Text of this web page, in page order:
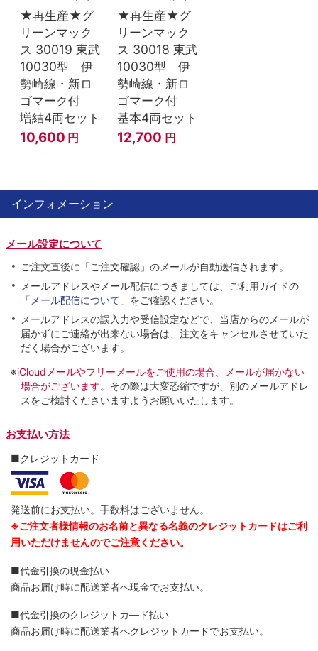
★再生産★グ
リーンマック
ス 30019 東武
10030型 伊
勢崎線・新ロ
ゴマーク付
増結4両セット
10,600 円
★再生産★グ
リーンマック
ス 30018 東武
10030型 伊
勢崎線・新ロ
ゴマーク付
基本4両セット
12,700 円
インフォメーション
メール設定について
ご注文直後に「ご注文確認」のメールが自動送信されます。
メールアドレスやメール配信につきましては、ご利用ガイドの
「メール配信について」 をご確認ください。
メールアドレスの誤入力や受信設定などで、当店からのメールが
届かずにご連絡が出来ない場合は、注文をキャンセルさせていた
だく場合がございます。
※iCloudメールやフリーメールをご使用の場合、メールが届かない
場合がございます。 その際は大変恐縮ですが、別のメールアドレ
スをご検討くださいますようお願いいたします。
お支払い方法
■クレジットカード
発送前にお支払い。手数料はございません。
※ご注文者様情報のお名前と異なる名義のクレジットカードはご利
用いただけませんのでご注意ください。
■代金引換の現金払い
商品お届け時に配送業者へ現金でお支払い。
■代金引換のクレジットカ―ド払い
商品お届け時に配送業者へクレジットカードでお支払い。